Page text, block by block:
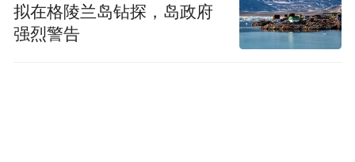
拟在格陵兰岛钻探，岛政府
强烈警告